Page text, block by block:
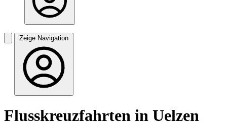
Zeige Navigation
Flusskreuzfahrten in Uelzen